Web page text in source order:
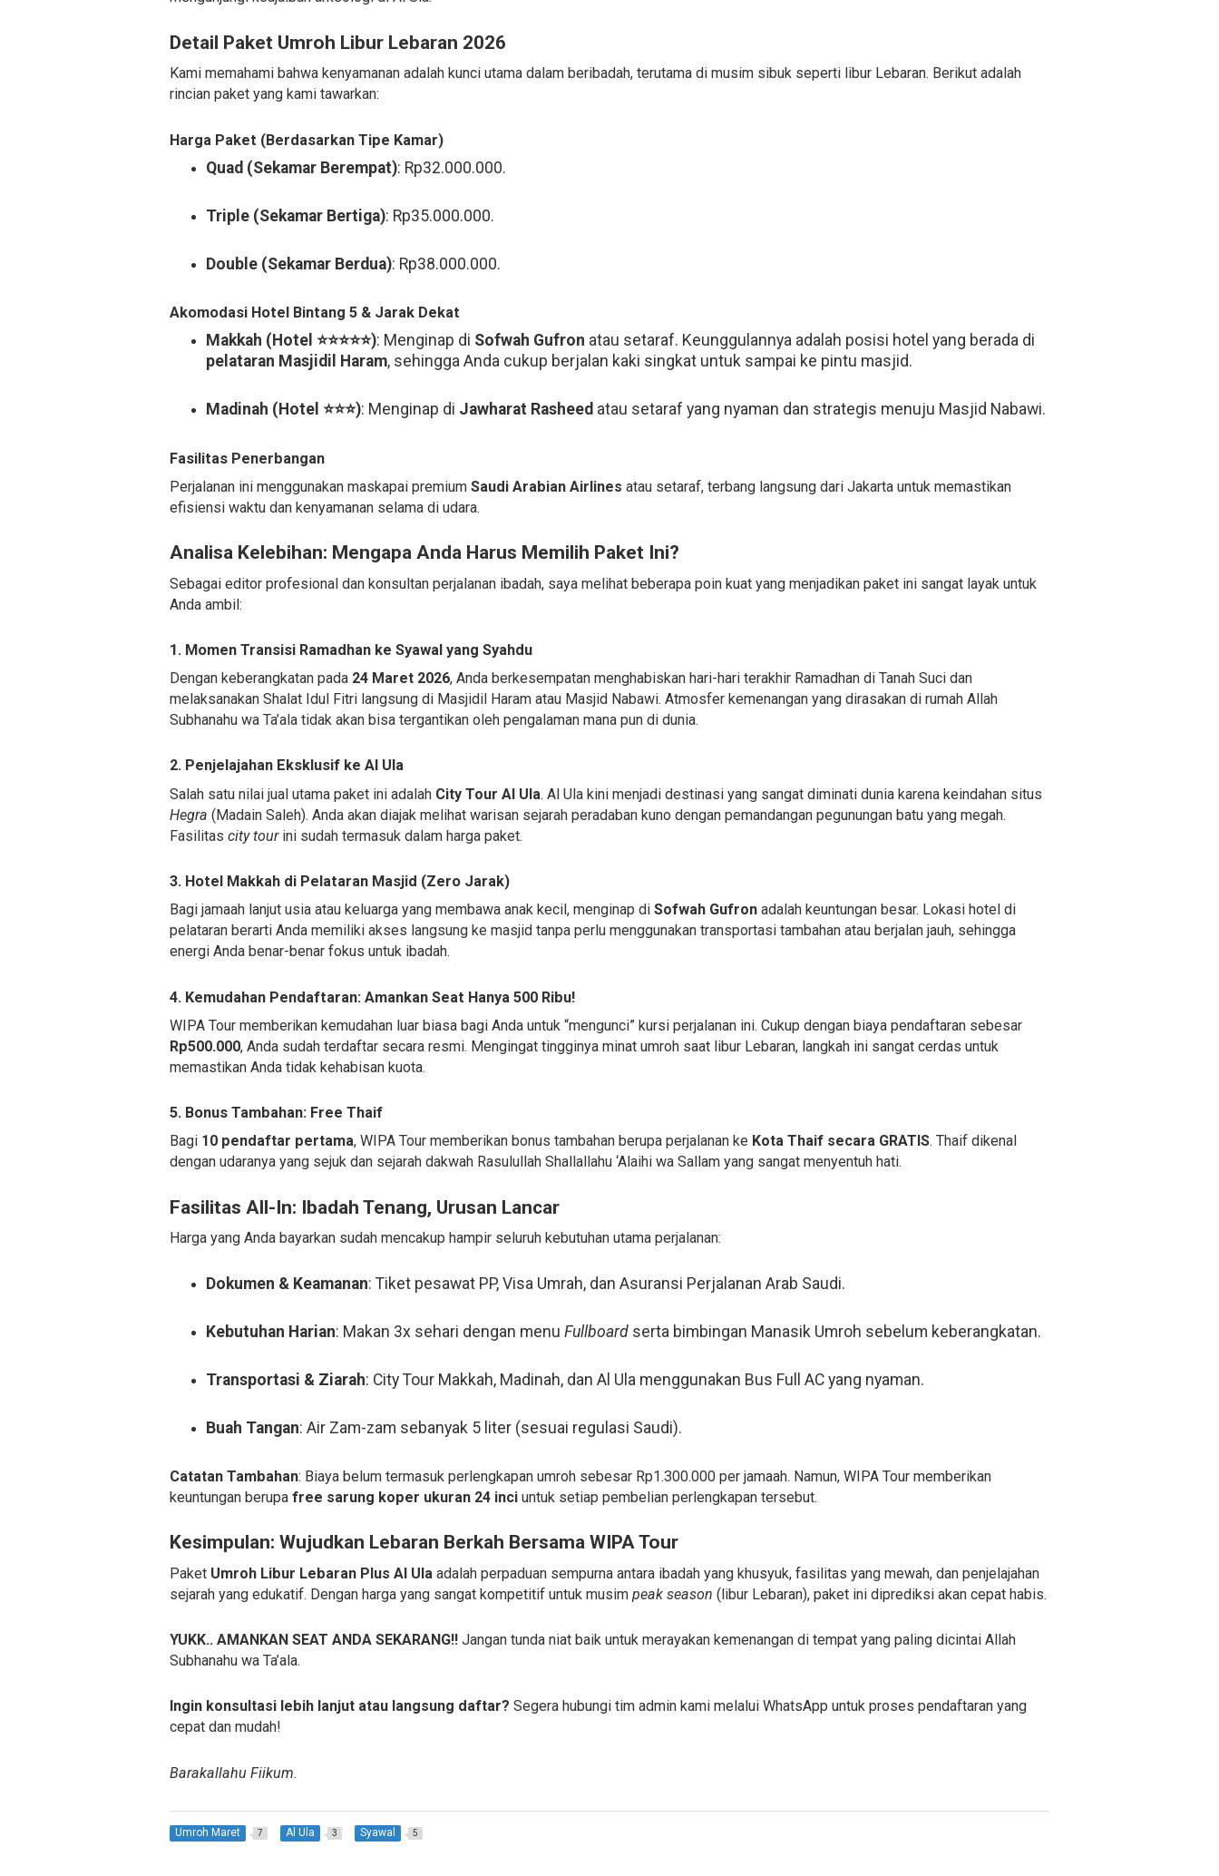
Detail Paket Umroh Libur Lebaran 2026
Kami memahami bahwa kenyamanan adalah kunci utama dalam beribadah, terutama di musim sibuk seperti libur Lebaran. Berikut adalah
rincian paket yang kami tawarkan:
Harga Paket (Berdasarkan Tipe Kamar)
Quad (Sekamar Berempat): Rp32.000.000.
Triple (Sekamar Bertiga): Rp35.000.000.
Double (Sekamar Berdua): Rp38.000.000.
Akomodasi Hotel Bintang 5 & Jarak Dekat
Makkah (Hotel ⭐⭐⭐⭐⭐): Menginap di Sofwah Gufron atau setaraf. Keunggulannya adalah posisi hotel yang berada di
pelataran Masjidil Haram, sehingga Anda cukup berjalan kaki singkat untuk sampai ke pintu masjid.
Madinah (Hotel ⭐⭐⭐): Menginap di Jawharat Rasheed atau setaraf yang nyaman dan strategis menuju Masjid Nabawi.
Fasilitas Penerbangan
Perjalanan ini menggunakan maskapai premium Saudi Arabian Airlines atau setaraf, terbang langsung dari Jakarta untuk memastikan
efisiensi waktu dan kenyamanan selama di udara.
Analisa Kelebihan: Mengapa Anda Harus Memilih Paket Ini?
Sebagai editor profesional dan konsultan perjalanan ibadah, saya melihat beberapa poin kuat yang menjadikan paket ini sangat layak untuk
Anda ambil:
1. Momen Transisi Ramadhan ke Syawal yang Syahdu
Dengan keberangkatan pada 24 Maret 2026, Anda berkesempatan menghabiskan hari-hari terakhir Ramadhan di Tanah Suci dan
melaksanakan Shalat Idul Fitri langsung di Masjidil Haram atau Masjid Nabawi. Atmosfer kemenangan yang dirasakan di rumah Allah
Subhanahu wa Ta’ala tidak akan bisa tergantikan oleh pengalaman mana pun di dunia.
2. Penjelajahan Eksklusif ke Al Ula
Salah satu nilai jual utama paket ini adalah City Tour Al Ula. Al Ula kini menjadi destinasi yang sangat diminati dunia karena keindahan situs
Hegra (Madain Saleh). Anda akan diajak melihat warisan sejarah peradaban kuno dengan pemandangan pegunungan batu yang megah.
Fasilitas city tourini sudah termasuk dalam harga paket.
3. Hotel Makkah di Pelataran Masjid (Zero Jarak)
Bagi jamaah lanjut usia atau keluarga yang membawa anak kecil, menginap di Sofwah Gufronadalah keuntungan besar. Lokasi hotel di
pelataran berarti Anda memiliki akses langsung ke masjid tanpa perlu menggunakan transportasi tambahan atau berjalan jauh, sehingga
energi Anda benar-benar fokus untuk ibadah.
4. Kemudahan Pendaftaran: Amankan Seat Hanya 500 Ribu!
WIPA Tour memberikan kemudahan luar biasa bagi Anda untuk “mengunci” kursi perjalanan ini. Cukup dengan biaya pendaftaran sebesar
Rp500.000, Anda sudah terdaftar secara resmi. Mengingat tingginya minat umroh saat libur Lebaran, langkah ini sangat cerdas untuk
memastikan Anda tidak kehabisan kuota.
5. Bonus Tambahan: Free Thaif
Bagi 10 pendaftar pertama, WIPA Tour memberikan bonus tambahan berupa perjalanan ke Kota Thaif secara GRATIS. Thaif dikenal
dengan udaranya yang sejuk dan sejarah dakwah Rasulullah Shallallahu ‘Alaihi wa Sallam yang sangat menyentuh hati.
Fasilitas All-In: Ibadah Tenang, Urusan Lancar
Harga yang Anda bayarkan sudah mencakup hampir seluruh kebutuhan utama perjalanan:
Dokumen & Keamanan: Tiket pesawat PP, Visa Umrah, dan Asuransi Perjalanan Arab Saudi.
Kebutuhan Harian: Makan 3x sehari dengan menu Fullboardserta bimbingan Manasik Umroh sebelum keberangkatan.
Transportasi & Ziarah: City Tour Makkah, Madinah, dan Al Ula menggunakan Bus Full AC yang nyaman.
Buah Tangan: Air Zam-zam sebanyak 5 liter (sesuai regulasi Saudi).
Catatan Tambahan: Biaya belum termasuk perlengkapan umroh sebesar Rp1.300.000 per jamaah. Namun, WIPA Tour memberikan
keuntungan berupa free sarung koper ukuran 24 inciuntuk setiap pembelian perlengkapan tersebut.
Kesimpulan: Wujudkan Lebaran Berkah Bersama WIPA Tour
Paket Umroh Libur Lebaran Plus Al Ula adalah perpaduan sempurna antara ibadah yang khusyuk, fasilitas yang mewah, dan penjelajahan
sejarah yang edukatif. Dengan harga yang sangat kompetitif untuk musim peak season (libur Lebaran), paket ini diprediksi akan cepat habis.
YUKK.. AMANKAN SEAT ANDA SEKARANG!!Jangan tunda niat baik untuk merayakan kemenangan di tempat yang paling dicintai Allah
Subhanahu wa Ta’ala.
Ingin konsultasi lebih lanjut atau langsung daftar? Segera hubungi tim admin kami melalui WhatsApp untuk proses pendaftaran yang
cepat dan mudah!
Barakallahu Fiikum.
Umroh Maret 7 Al Ula 3 Syawal 5